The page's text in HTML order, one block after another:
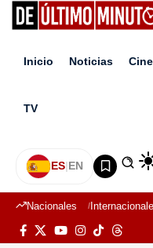
Inicio Noticias Cine
TV
ES|EN
Nacionales